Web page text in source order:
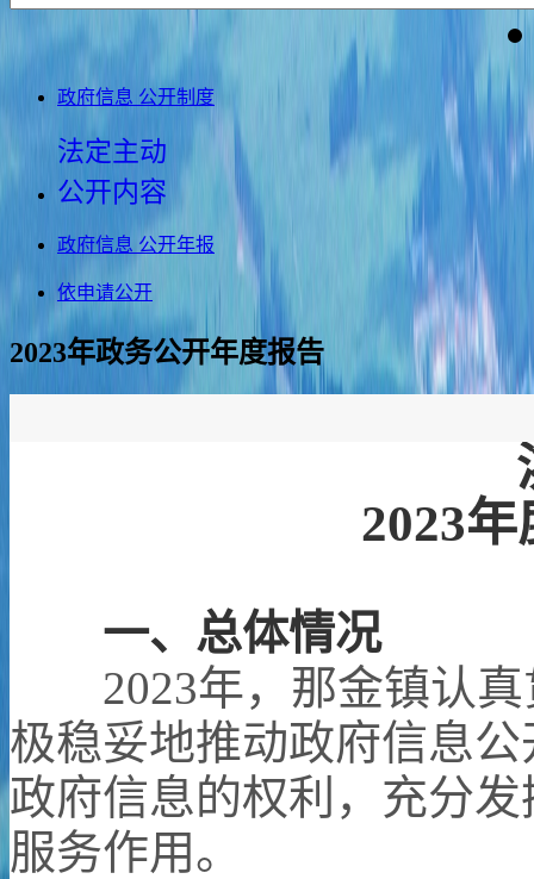
政府信息 公开制度
法定主动
公开内容
政府信息 公开年报
依申请公开
2023年政务公开年度报告
2023
一、总体情况
2023年， 那金镇认
极稳妥地推动政府信息
政府信息的权利，充分
服务作用。